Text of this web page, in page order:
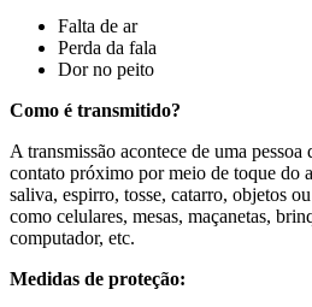
Falta de ar
Perda da fala
Dor no peito
Como é transmitido?
A transmissão acontece de uma
contato próximo por meio de toque do
saliva, espirro, tosse, catarro, objetos
como celulares, mesas, maçanetas,
computador, etc.
Medidas de proteção: